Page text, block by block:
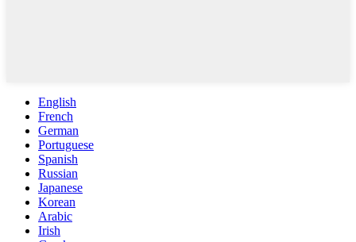
English
French
German
Portuguese
Spanish
Russian
Japanese
Korean
Arabic
Irish